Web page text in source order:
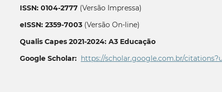
ISSN: 0104-2777(Versão Impressa)
eISSN: 2359-7003(Versão On-line)
Qualis Capes 2021-2024: A3 Educação
Google Scholar: https://scholar.google.com.br/